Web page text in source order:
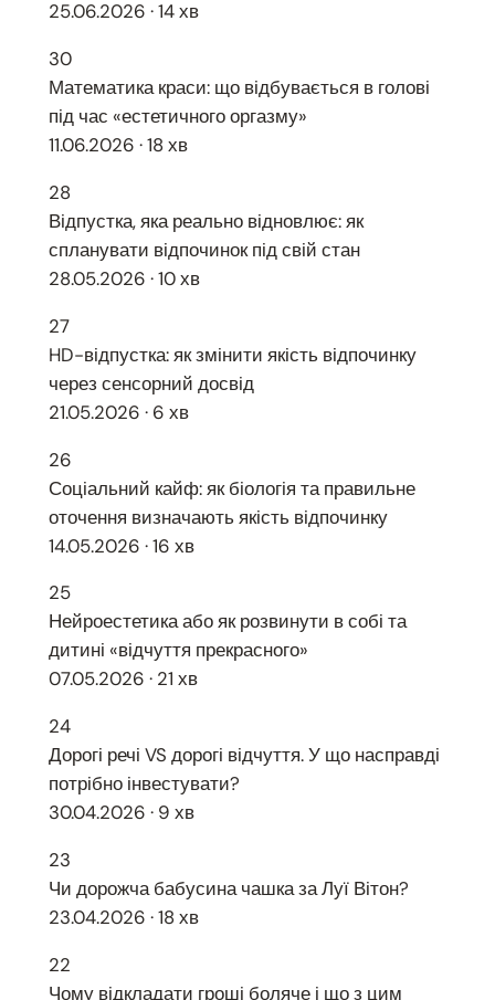
25.06.2026 · 14 хв
30
Математика краси: що відбувається в голові
під час «естетичного оргазму»
11.06.2026 · 18 хв
28
Відпустка, яка реально відновлює: як
спланувати відпочинок під свій стан
28.05.2026 · 10 хв
27
HD-відпустка: як змінити якість відпочинку
через сенсорний досвід
21.05.2026 · 6 хв
26
Соціальний кайф: як біологія та правильне
оточення визначають якість відпочинку
14.05.2026 · 16 хв
25
Нейроестетика або як розвинути в собі та
дитині «відчуття прекрасного»
07.05.2026 · 21 хв
24
Дорогі речі VS дорогі відчуття. У що насправді
потрібно інвестувати?
30.04.2026 · 9 хв
23
Чи дорожча бабусина чашка за Луї Вітон?
23.04.2026 · 18 хв
22
Чому відкладати гроші боляче і що з цим